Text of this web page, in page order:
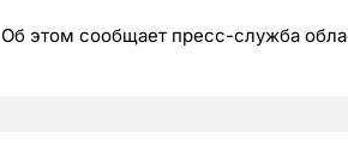
Об этом сообщает пресс-служба